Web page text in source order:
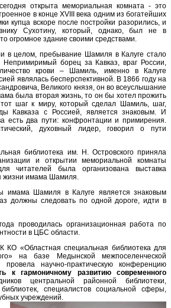
открыта мемориальная комната - это
в конце XVIII века одним из богатейших
купца вскоре после постройки разорились, и
Сухотину, который, однако, был не в
огромное здание своими средствами.
целом, пребывание Шамиля в Калуге стало
борец за Кавказ, враг России,
крови – Шамиль, именно в Калуге
являлась бесперспективной. В 1866 году на
Великого князя, он во всеуслышание
была вторая жизнь, то он бы хотел прожить
шаг к миру, который сделал Шамиль, шаг,
Кавказа с Россией, является знаковым. И
есть два пути: конфронтации и примирения.
духовный лидер, говорил о пути
библиотека им. Н. Островского приняла
и открытии мемориальной комнаты
читателей была организована выставка
жизни имама Шамиля.
Шамиля в Калуге является знаковым
должны следовать по одной дороге, идти в
организационная работа по
в ЦБС области.
специальная библиотека для
на базе Медынской межпоселенческой
провела научно-практическую конференцию
к гармоничному развитию современного
центральной районной библиотеки,
библиотек, специалистов социальной сферы,
учреждений.